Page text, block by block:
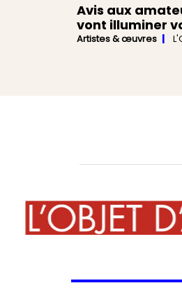
Avis aux
vont illuminer
Artistes & œuvres